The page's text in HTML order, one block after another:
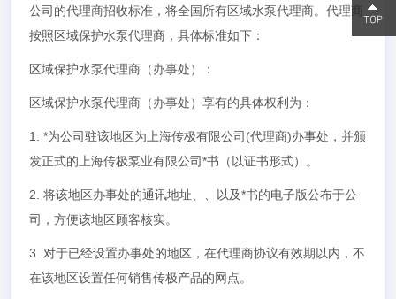
公司的代理商招收标准，将全国所有区域水泵代理商。代理商
按照区域保护水泵代理商，具体标准如下：
区域保护水泵代理商（办事处）：
区域保护水泵代理商（办事处）享有的具体权利为：
1.*为公司驻该地区为上海传极有限公司(代理商)办事处，并颁
发正式的上海传极泵业有限公司*书（以证书形式）。
2.将该地区办事处的通讯地址、、以及*书的电子版公布于公
司，方便该地区顾客核实。
3. 对于已经设置办事处的地区，在代理商协议有效期以内，不
在该地区设置任何销售传极产品的网点。